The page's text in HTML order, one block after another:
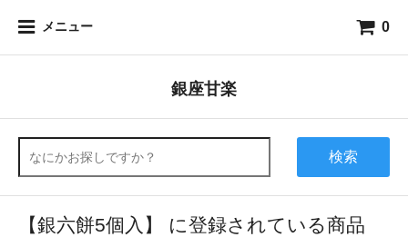
メニュー 0
銀座甘楽
検索
【銀六餅5個入】 に登録されている商品